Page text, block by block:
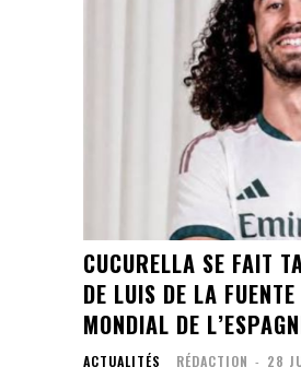
CUCURELLA SE FAIT
DE LUIS DE LA
MONDIAL DE
ACTUALITÉS RÉDACTION - 28